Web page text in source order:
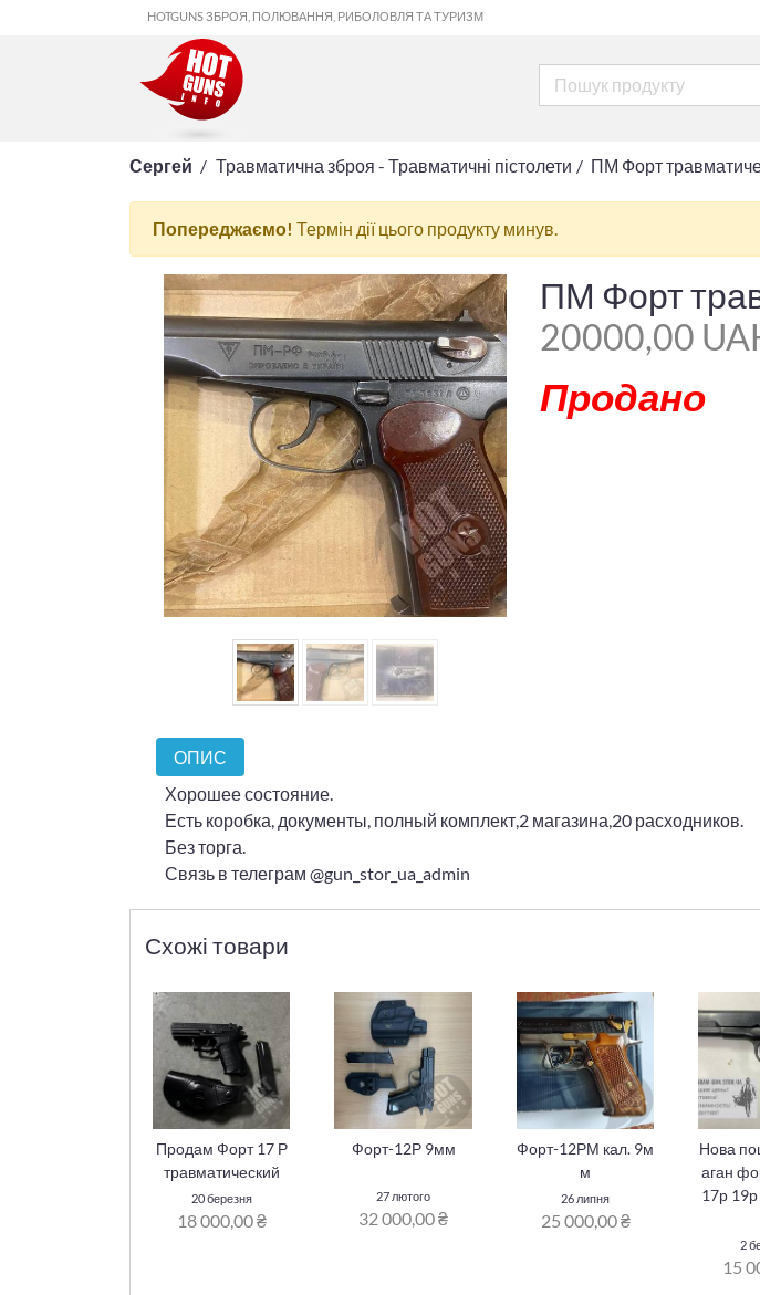
HOTGUNS ЗБРОЯ, ПОЛЮВАННЯ, РИБОЛОВЛЯ ТА ТУРИЗМ
Сергей Травматична зброя - Травматичні пістолети ПМ Форт
Попереджаємо! Термін дії цього продукту минув.
ПМ Форт
20000,00
Продано
ОПИС
Хорошее состояние.
Есть коробка, документы, полный комплект,2 магазина,20 расходников.
Без торга.
Связь в телеграм @gun_stor_ua_admin
Схожі товари
Продам Форт 17 Р
травматический
20 березня
18 000,00 ₴
Форт-12Р 9мм
27 лютого
32 000,00 ₴
Форт-12РМ кал. 9м
м
26 липня
25 000,00 ₴
Нова
аган
17р
2
15